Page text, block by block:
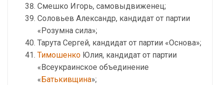
Смешко Игорь, самовыдвиженец;
Соловьев Александр, кандидат от партии
«Розумна сила»;
Тарута Сергей, кандидат от партии «Основа»;
Тимошенко Юлия, кандидат от партии
«Всеукраинское объединение
«Батькивщина»;